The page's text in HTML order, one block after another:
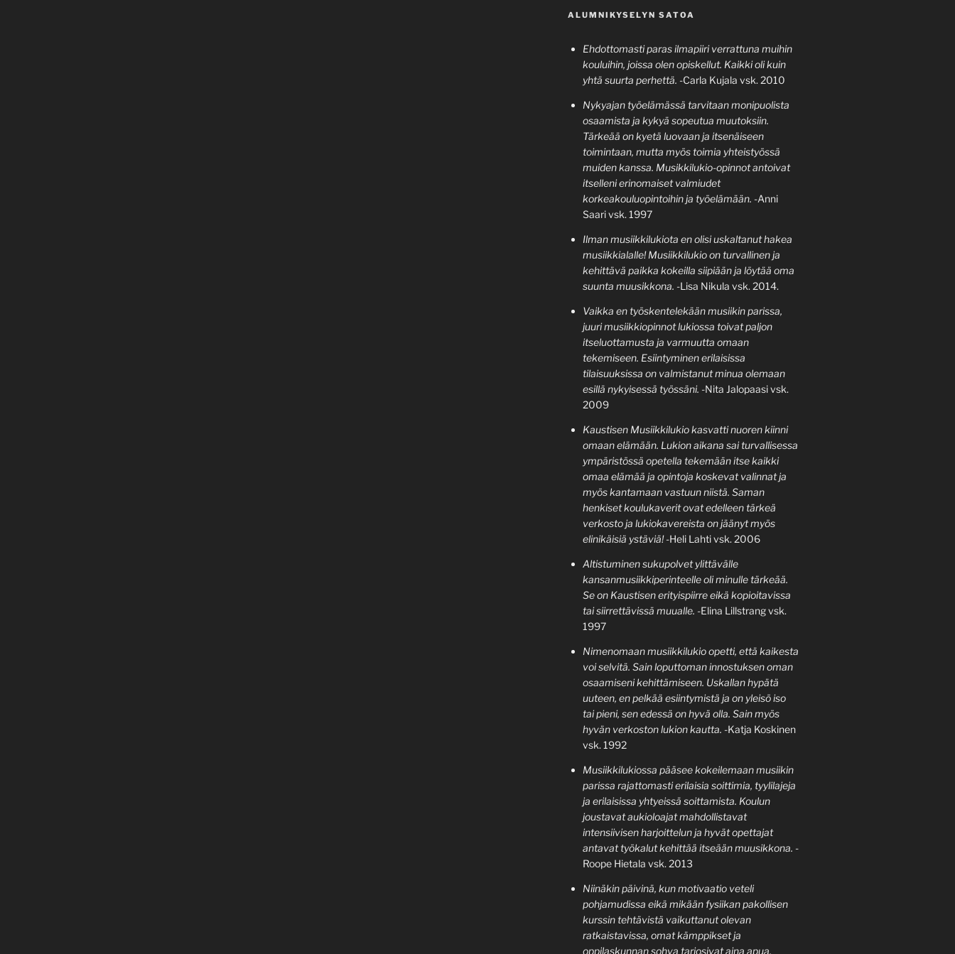
ALUMNIKYSELYN SATOA
Ehdottomasti paras ilmapiiri verrattuna muihin
kouluihin, joissa olen opiskellut. Kaikki oli kuin
yhtä suurta perhettä. -Carla Kujala vsk. 2010
Nykyajan työelämässä tarvitaan monipuolista
osaamista ja kykyä sopeutua muutoksiin.
Tärkeää on kyetä luovaan ja itsenäiseen
toimintaan, mutta myös toimia yhteistyössä
muiden kanssa. Musikkilukio-opinnot antoivat
itselleni erinomaiset valmiudet
korkeakouluopintoihin ja työelämään. -Anni
Saari vsk. 1997
Ilman musiikkilukiota en olisi uskaltanut hakea
musiikkialalle! Musiikkilukio on turvallinen ja
kehittävä paikka kokeilla siipiään ja löytää oma
suunta muusikkona. -Lisa Nikula vsk. 2014.
Vaikka en työskentelekään musiikin parissa,
juuri musiikkiopinnot lukiossa toivat paljon
itseluottamusta ja varmuutta omaan
tekemiseen. Esiintyminen erilaisissa
tilaisuuksissa on valmistanut minua olemaan
esillä nykyisessä työssäni. -Nita Jalopaasi vsk.
2009
Kaustisen Musiikkilukio kasvatti nuoren kiinni
omaan elämään. Lukion aikana sai turvallisessa
ympäristössä opetella tekemään itse kaikki
omaa elämää ja opintoja koskevat valinnat ja
myös kantamaan vastuun niistä. Saman
henkiset koulukaverit ovat edelleen tärkeä
verkosto ja lukiokavereista on jäänyt myös
elinikäisiä ystäviä!-Heli Lahti vsk. 2006
Altistuminen sukupolvet ylittävälle
kansanmusiikkiperinteelle oli minulle tärkeää.
Se on Kaustisen erityispiirre eikä kopioitavissa
tai siirrettävissä muualle. -Elina Lillstrang vsk.
1997
Nimenomaan musiikkilukio opetti, että kaikesta
voi selvitä. Sain loputtoman innostuksen oman
osaamiseni kehittämiseen. Uskallan hypätä
uuteen, en pelkää esiintymistä ja on yleisö iso
tai pieni, sen edessä on hyvä olla. Sain myös
hyvän verkoston lukion kautta. -Katja Koskinen
vsk. 1992
Musiikkilukiossa pääsee kokeilemaan musiikin
parissa rajattomasti erilaisia soittimia, tyylilajeja
ja erilaisissa yhtyeissä soittamista. Koulun
joustavat aukioloajat mahdollistavat
intensiivisen harjoittelun ja hyvät opettajat
antavat työkalut kehittää itseään muusikkona. -
Roope Hietala vsk. 2013
Niinäkin päivinä, kun motivaatio veteli
pohjamudissa eikä mikään fysiikan pakollisen
kurssin tehtävistä vaikuttanut olevan
ratkaistavissa, omat kämppikset ja
oppilaskunnan sohva tarjosivat aina apua.